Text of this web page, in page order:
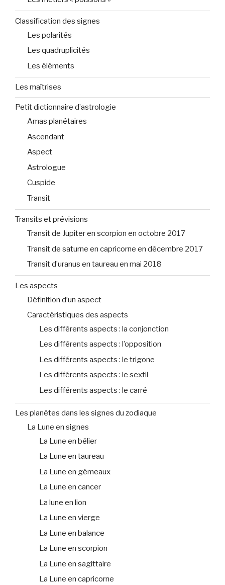
Classification des signes
Les polarités
Les quadruplicités
Les éléments
Les maîtrises
Petit dictionnaire d’astrologie
Amas planétaires
Ascendant
Aspect
Astrologue
Cuspide
Transit
Transits et prévisions
Transit de Jupiter en scorpion en octobre 2017
Transit de saturne en capricorne en décembre 2017
Transit d’uranus en taureau en mai 2018
Les aspects
Définition d’un aspect
Caractéristiques des aspects
Les différents aspects : la conjonction
Les différents aspects : l’opposition
Les différents aspects : le trigone
Les différents aspects : le sextil
Les différents aspects : le carré
Les planètes dans les signes du zodiaque
La Lune en signes
La Lune en bélier
La Lune en taureau
La Lune en gémeaux
La Lune en cancer
La lune en lion
La Lune en vierge
La Lune en balance
La Lune en scorpion
La Lune en sagittaire
La Lune en capricorne